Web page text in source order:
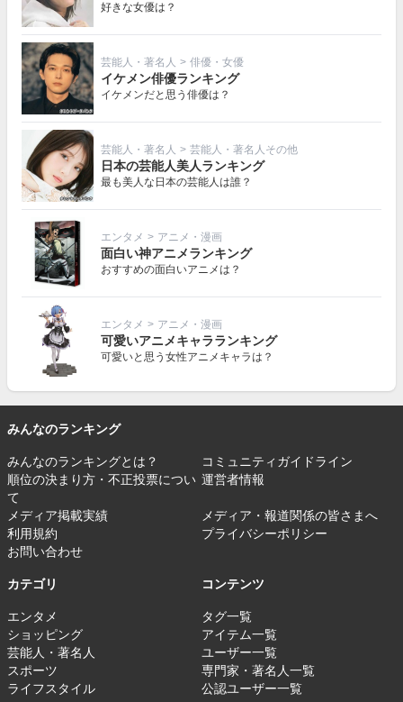
好きな女優は？
芸能人・著名人 > 俳優・女優
イケメン俳優ランキング
イケメンだと思う俳優は？
芸能人・著名人 > 芸能人・著名人その他
日本の芸能人美人ランキング
最も美人な日本の芸能人は誰？
エンタメ > アニメ・漫画
面白い神アニメランキング
おすすめの面白いアニメは？
エンタメ > アニメ・漫画
可愛いアニメキャラランキング
可愛いと思う女性アニメキャラは？
みんなのランキング
みんなのランキングとは？
コミュニティガイドライン
順位の決まり方・不正投票につい
て
運営者情報
メディア掲載実績
メディア・報道関係の皆さまへ
利用規約
プライバシーポリシー
お問い合わせ
カテゴリ
エンタメ
ショッピング
芸能人・著名人
スポーツ
ライフスタイル
コンテンツ
タグ一覧
アイテム一覧
ユーザー一覧
専門家・著名人一覧
公認ユーザー一覧